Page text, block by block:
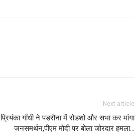
Next article
प्रियंका गाँधी ने पडरौना में रोडशो और सभा कर मांगा
जनसमर्थन,पीएम मोदी पर बोला जोरदार हमला…